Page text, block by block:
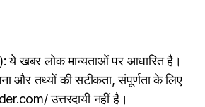
ये खबर लोक मान्यताओं पर आधारित है।
और तथ्यों की सटीकता, संपूर्णता के लिए
उत्तरदायी नहीं है।